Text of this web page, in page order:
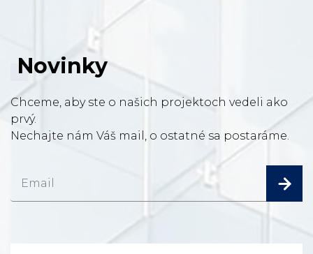
Novinky
Chceme, aby ste o našich projektoch vedeli ako
prvý.
Nechajte nám Váš mail, o ostatné sa postaráme.